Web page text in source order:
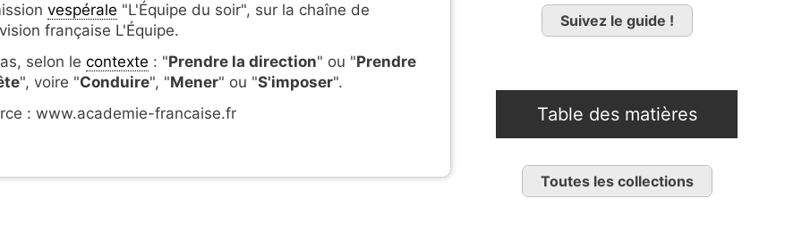
vespérale "L'Équipe du soir", sur la chaîne de
française L'Équipe.
selon le contexte : "Prendre la direction" ou "Prendre
", voire "Conduire", "Mener" ou "S'imposer".
: www.academie-francaise.fr
Suivez le guide !
Table des matières
Toutes les collections